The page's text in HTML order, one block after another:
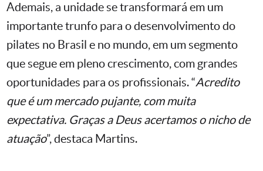
Ademais, a unidade se transformará em um
importante trunfo para o desenvolvimento do
pilates no Brasil e no mundo, em um segmento
que segue em pleno crescimento, com grandes
oportunidades para os profissionais. “Acredito
que é um mercado pujante, com muita
expectativa. Graças a Deus acertamos o nicho de
atuação”, destaca Martins.